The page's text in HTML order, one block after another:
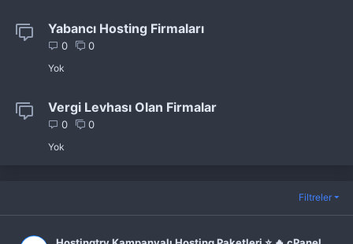
Yabancı Hosting Firmaları
0 0
Yok
Vergi Levhası Olan Firmalar
0 0
Yok
Filtreler